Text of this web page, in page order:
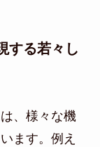
する若々し
、様々な機
ます。例え